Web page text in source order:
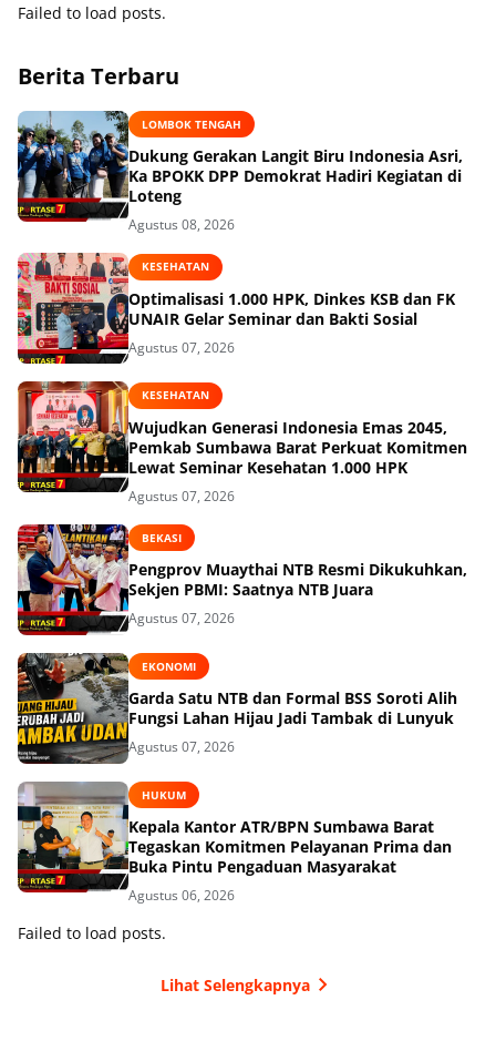
Failed to load posts.
Berita Terbaru
LOMBOK TENGAH
Dukung Gerakan Langit Biru Indonesia Asri,
Ka BPOKK DPP Demokrat Hadiri Kegiatan di
Loteng
Agustus 08, 2026
KESEHATAN
Optimalisasi 1.000 HPK, Dinkes KSB dan FK
UNAIR Gelar Seminar dan Bakti Sosial
Agustus 07, 2026
KESEHATAN
Wujudkan Generasi Indonesia Emas 2045,
Pemkab Sumbawa Barat Perkuat Komitmen
Lewat Seminar Kesehatan 1.000 HPK
Agustus 07, 2026
BEKASI
Pengprov Muaythai NTB Resmi Dikukuhkan,
Sekjen PBMI: Saatnya NTB Juara
Agustus 07, 2026
EKONOMI
Garda Satu NTB dan Formal BSS Soroti Alih
Fungsi Lahan Hijau Jadi Tambak di Lunyuk
Agustus 07, 2026
HUKUM
Kepala Kantor ATR/BPN Sumbawa Barat
Tegaskan Komitmen Pelayanan Prima dan
Buka Pintu Pengaduan Masyarakat
Agustus 06, 2026
Failed to load posts.
Lihat Selengkapnya